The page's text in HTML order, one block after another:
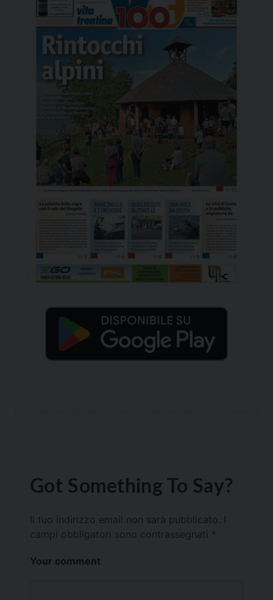
Got Something To Say?
Il tuo indirizzo email non sarà pubblicato.
campi obbligatori sono contrassegnati *
Your comment